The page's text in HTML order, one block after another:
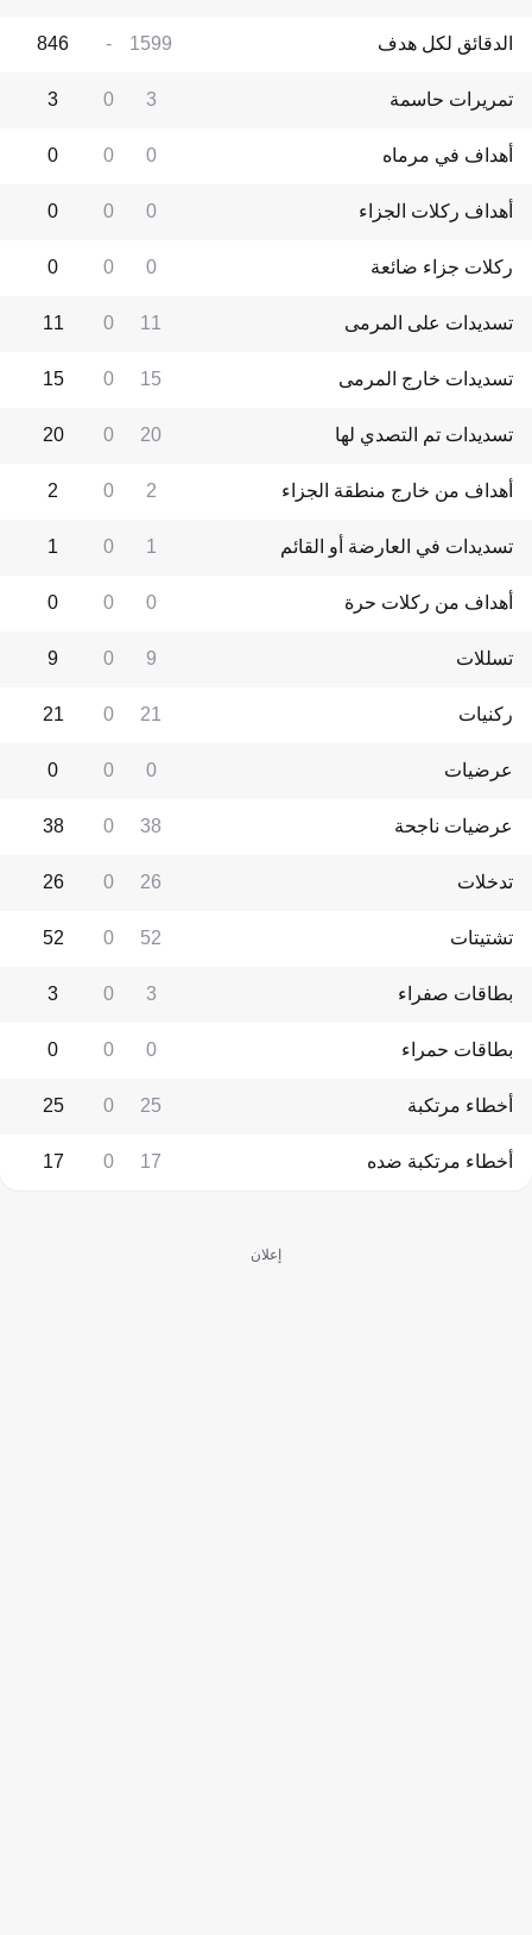
الدقائق لكل هدف 1599
-
846
تمريرات حاسمة 3
0
3
أهداف في مرماه 0
0
0
أهداف ركلات الجزاء 0
0
0
ركلات جزاء ضائعة 0
0
0
تسديدات على المرمى 11
0
11
تسديدات خارج المرمى 15
0
15
تسديدات تم التصدي لها 20
0
20
أهداف من خارج منطقة الجزاء 2
0
2
تسديدات في العارضة أو القائم 1
0
1
أهداف من ركلات حرة 0
0
0
تسللات 9
0
9
ركنيات 21
0
21
عرضيات 0
0
0
عرضيات ناجحة 38
0
38
تدخلات 26
0
26
تشتيتات 52
0
52
بطاقات صفراء 3
0
3
بطاقات حمراء 0
0
0
أخطاء مرتكبة 25
0
25
أخطاء مرتكبة ضده 17
0
17
إعلان